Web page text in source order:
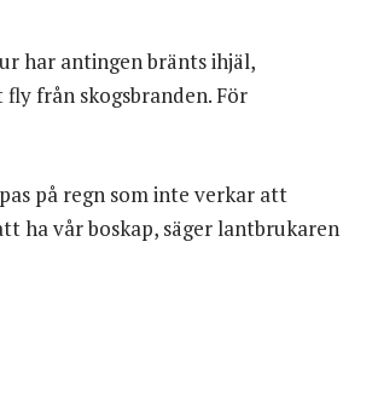
har antingen bränts ihjäl,
från skogsbranden. För
på regn som inte verkar att
ha vår boskap, säger lantbrukaren